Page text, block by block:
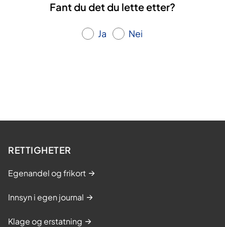
Fant du det du lette etter?
Ja Nei
RETTIGHETER
Egenandel og frikort
Innsyn i egen journal
Klage og erstatning